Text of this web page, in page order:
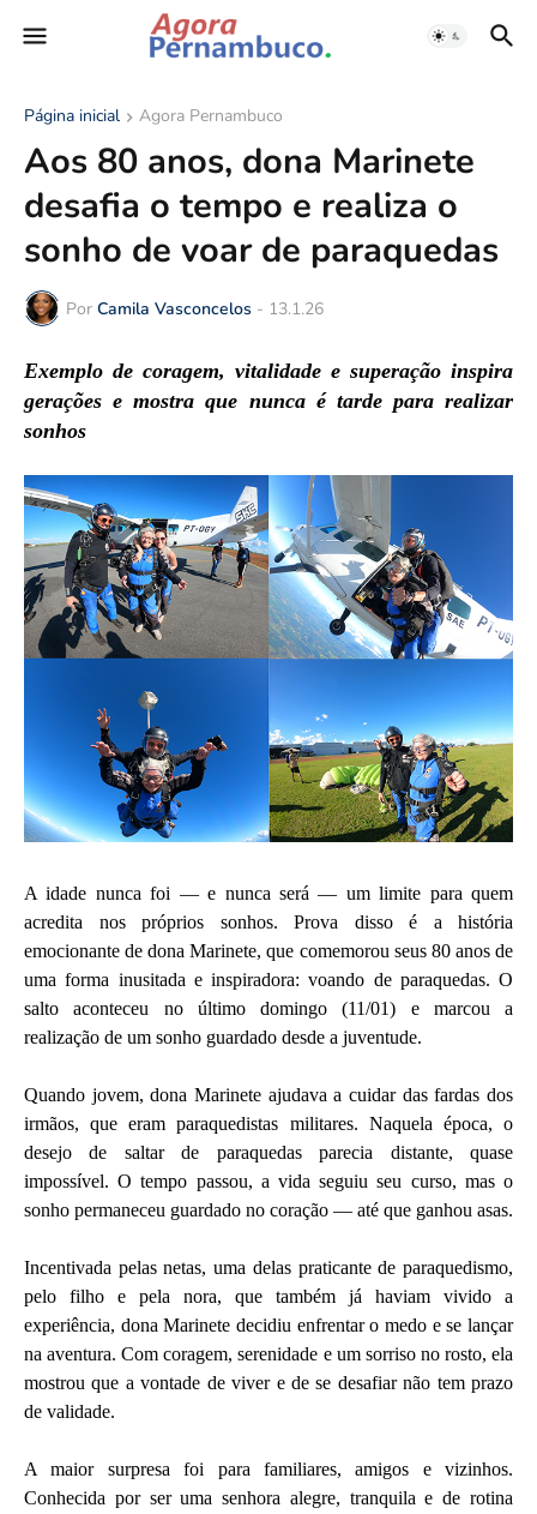
Página inicial Agora Pernambuco
Aos 80 anos, dona Marinete
desafia o tempo e realiza o
sonho de voar de paraquedas
Por Camila Vasconcelos - 13.1.26
Exemplo de coragem, vitalidade e superação inspira
gerações e mostra que nunca é tarde para realizar
sonhos
A idade nunca foi — e nunca será — um limite para quem
acredita nos próprios sonhos. Prova disso é a história
emocionante de dona Marinete, que comemorou seus 80 anos de
uma forma inusitada e inspiradora: voando de paraquedas. O
salto aconteceu no último domingo (11/01) e marcou a
realização de um sonho guardado desde a juventude.
Quando jovem, dona Marinete ajudava a cuidar das fardas dos
irmãos, que eram paraquedistas militares. Naquela época, o
desejo de saltar de paraquedas parecia distante, quase
impossível. O tempo passou, a vida seguiu seu curso, mas o
sonho permaneceu guardado no coração — até que ganhou asas.
Incentivada pelas netas, uma delas praticante de paraquedismo,
pelo filho e pela nora, que também já haviam vivido a
experiência, dona Marinete decidiu enfrentar o medo e se lançar
na aventura. Com coragem, serenidade e um sorriso no rosto, ela
mostrou que a vontade de viver e de se desafiar não tem prazo
de validade.
A maior surpresa foi para familiares, amigos e vizinhos.
Conhecida por ser uma senhora alegre, tranquila e de rotina